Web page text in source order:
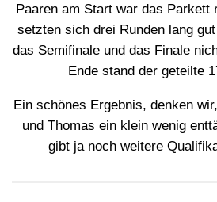
Paaren am Start war das Parkett
setzten sich drei Runden lang
das Semifinale und das Finale
Ende stand der geteilte
Ein schönes Ergebnis, denken
und Thomas ein klein wenig
gibt ja noch weitere